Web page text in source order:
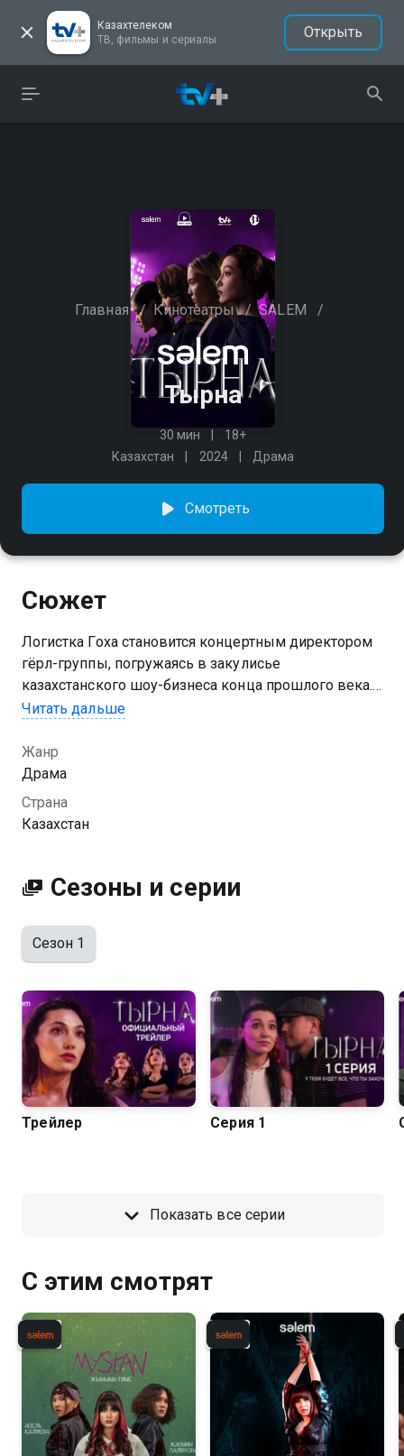
Казахтелеком
ТВ, фильмы и сериалы
Открыть
Главная / Кинотеатры / SALEM /
Тырна
30 мин
18+
Казахстан
2024 Драма
Смотреть
Сюжет
Логистка Гоха становится концертным директором
гёрл-группы, погружаясь в закулисье
казахстанского шоу-бизнеса конца прошлого века.
Несправедливость, жестокость, злоупотребление
ей придётся столкнуться, пытаясь продвинуть своих
подопечных на вершину.
Читать дальше
Жанр
Драма
Страна
Казахстан
Сезоны и серии
Сезон 1
Трейлер Серия 1
Показать все серии
С этим смотрят